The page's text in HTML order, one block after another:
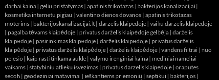
darbai kaina | geliu pristatymas | apatinis trikotazas | bakterijos kanalizacijai |
kosmetika internetu pigiau | valentino dienos dovanos | apatinis trikotazas
moterims | bakterijoskanalizacijai.lt | darzelis klaipedoje | vaiku darzelis klaipedoje
| pagalba tėvams klaipėdoje | privatus darželis klaipėdoje gelbėja | darželis
klaipėdoje | pasirinkimas klaipėdoje | darželis klaipėdoje | privatus darželis
klaipėdoje | privatus darželis klaipėdoje | darželis klaipėdoje | vandens filtrai | nuo
pelesio | kaip rasti tinkama aukle | valymo irenginiai kaina | mediniai nameliai
vaikams | statybiniu atlieku isvezimas | privatus darzelis klaipedoje | oraputes
secoh | geodeziniai matavimai | ieškantiems priemonių | septikui | bakterijos |